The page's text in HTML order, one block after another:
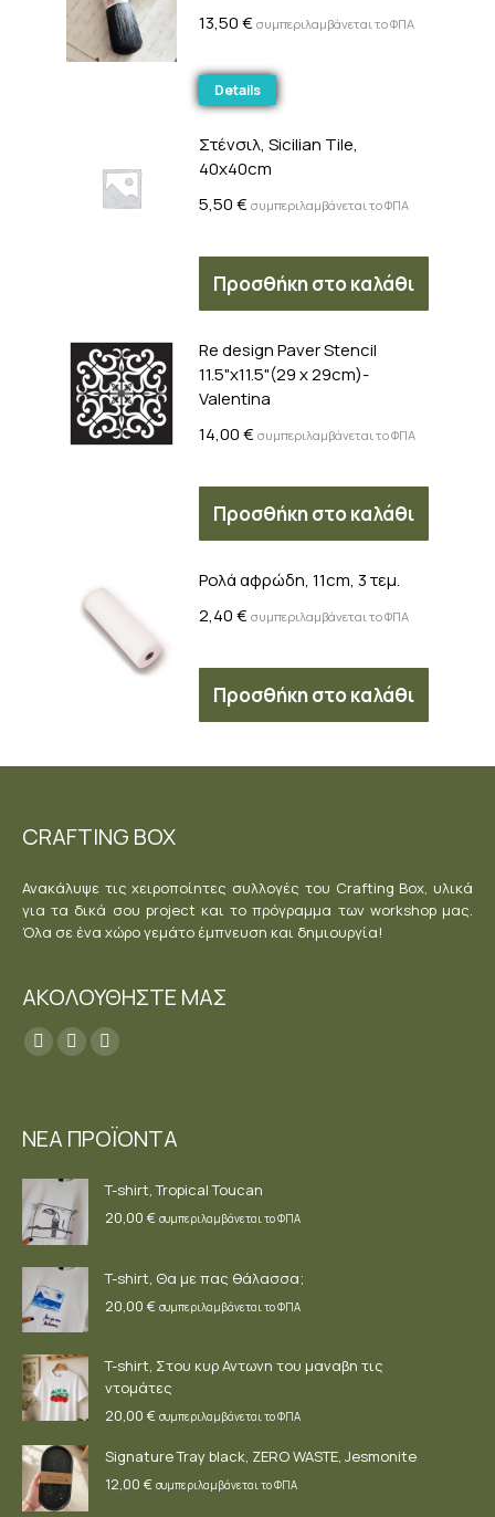
13,50€ συμπεριλαμβάνεται το ΦΠΑ
Details
Στένσιλ, Sicilian Tile,
40x40cm
5,50€ συμπεριλαμβάνεται το ΦΠΑ
Προσθήκη στο καλάθι
Re design Paver Stencil
11.5"x11.5"(29 x 29cm)-
Valentina
14,00€ συμπεριλαμβάνεται το ΦΠΑ
Προσθήκη στο καλάθι
Ρολά αφρώδη, 11cm, 3 τεμ.
2,40€ συμπεριλαμβάνεται το ΦΠΑ
Προσθήκη στο καλάθι
CRAFTING BOX
Ανακάλυψε τις χειροποίητες συλλογές του Crafting Box, υλικά
για τα δικά σου project και το πρόγραμμα των workshop μας.
Όλα σε ένα χώρο γεμάτο έμπνευση και δημιουργία!
ΑΚΟΛΟΥΘΗΣΤΕ ΜΑΣ
Find us on:
Facebook
in
window
YouTube
in
window
Instagram
in
window
ΝΕΑ ΠΡΟΪΟΝΤΑ
T-shirt, Tropical Toucan
20,00 € συμπεριλαμβάνεται το ΦΠΑ
T-shirt, Θα με πας θάλασσα;
20,00 € συμπεριλαμβάνεται το ΦΠΑ
T-shirt, Στου κυρ Αντωνη του μαναβη τις
ντομάτες
20,00 € συμπεριλαμβάνεται το ΦΠΑ
Signature Tray black, ZERO WASTE, Jesmonite
12,00 € συμπεριλαμβάνεται το ΦΠΑ